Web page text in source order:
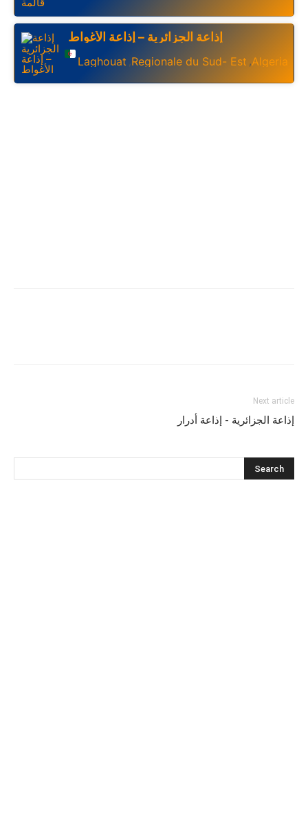
إذاعة الجزائرية – إذاعة الأغواط
Laghouat ,Regionale du Sud- Est ,Algeria
Next article
إذاعة الجزائرية - إذاعة أدرار